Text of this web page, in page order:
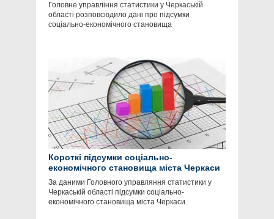
Головне управління статистики у Черкаській
області розповсюдило дані про підсумки
соціально-економічного становища
Короткі підсумки соціально-
економічного становища міста Черкаси
За даними Головного управляння статистики у
Черкаській області підсумки соціально-
економічного становища міста Черкаси